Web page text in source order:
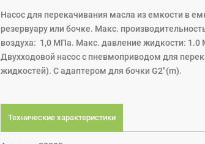
Насос для перекачивания масла из емкости в
резервуару или бочке. Maкс.
воздуха: 1,0 МПа. Maкс. давление жидкости: 1.0
Двухходовой насос с пневмоприводом для
жидкостей). С адаптером для бочки G2"(m).
Технические характеристики